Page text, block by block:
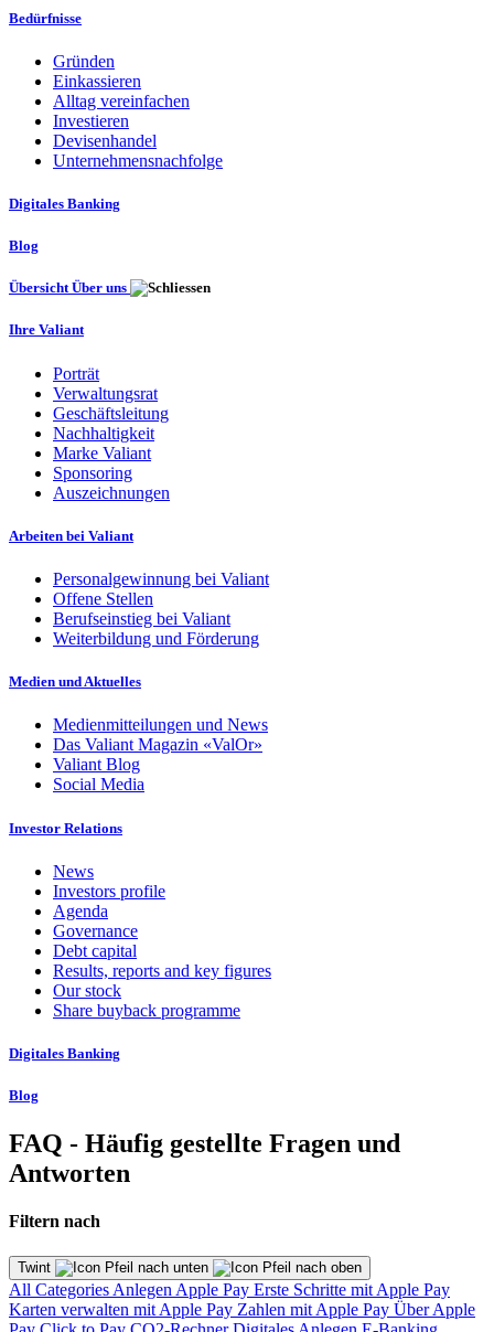
Bedürfnisse
Gründen
Einkassieren
Alltag vereinfachen
Investieren
Devisenhandel
Unternehmensnachfolge
Digitales Banking
Blog
Übersicht Über uns
Ihre Valiant
Porträt
Verwaltungsrat
Geschäftsleitung
Nachhaltigkeit
Marke Valiant
Sponsoring
Auszeichnungen
Arbeiten bei Valiant
Personalgewinnung bei Valiant
Offene Stellen
Berufseinstieg bei Valiant
Weiterbildung und Förderung
Medien und Aktuelles
Medienmitteilungen und News
Das Valiant Magazin «ValOr»
Valiant Blog
Social Media
Investor Relations
News
Investors profile
Agenda
Governance
Debt capital
Results, reports and key figures
Our stock
Share buyback programme
Digitales Banking
Blog
FAQ - Häufig gestellte Fragen und
Antworten
Filtern nach
Twint
All Categories Anlegen Apple Pay Erste Schritte mit Apple Pay
Karten verwalten mit Apple Pay Zahlen mit Apple Pay Über Apple